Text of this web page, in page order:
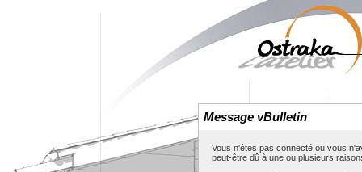
Message vBulletin
Vous n'êtes pas connecté ou vous
peut-être dû à une ou plusieurs